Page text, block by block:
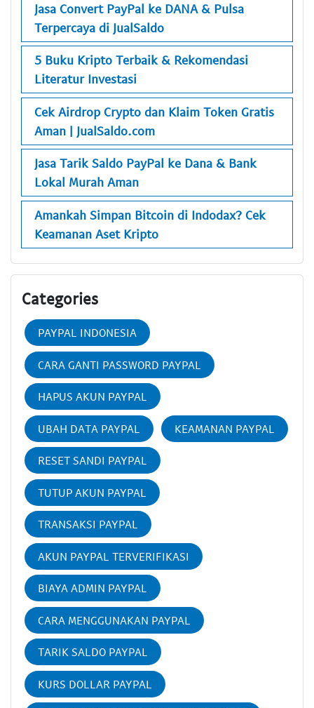
Jasa Convert PayPal ke DANA & Pulsa
Terpercaya di JualSaldo
5 Buku Kripto Terbaik & Rekomendasi
Literatur Investasi
Cek Airdrop Crypto dan Klaim Token Gratis
Aman | JualSaldo.com
Jasa Tarik Saldo PayPal ke Dana & Bank
Lokal Murah Aman
Amankah Simpan Bitcoin di Indodax? Cek
Keamanan Aset Kripto
Categories
PAYPAL INDONESIA
CARA GANTI PASSWORD PAYPAL
HAPUS AKUN PAYPAL
UBAH DATA PAYPAL KEAMANAN PAYPAL
RESET SANDI PAYPAL
TUTUP AKUN PAYPAL
TRANSAKSI PAYPAL
AKUN PAYPAL TERVERIFIKASI
BIAYA ADMIN PAYPAL
CARA MENGGUNAKAN PAYPAL
TARIK SALDO PAYPAL
KURS DOLLAR PAYPAL